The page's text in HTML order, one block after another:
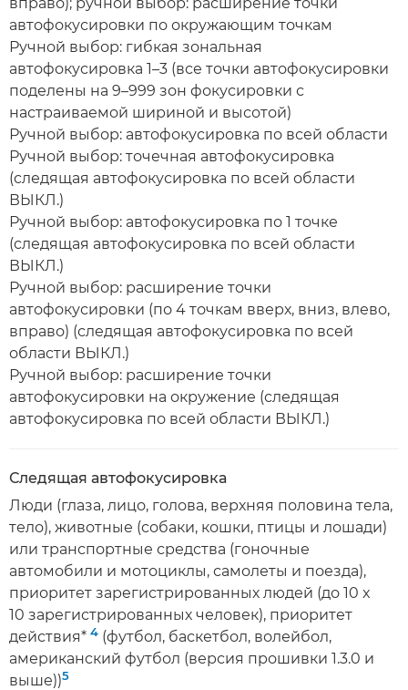
автофокусировки по окружающим точкам
Ручной выбор: гибкая зональная
автофокусировка 1–3 (все точки автофокусировки
поделены на 9–999 зон фокусировки с
настраиваемой шириной и высотой)
Ручной выбор: автофокусировка по всей области
Ручной выбор: точечная автофокусировка
(следящая автофокусировка по всей области
ВЫКЛ.)
Ручной выбор: автофокусировка по 1 точке
(следящая автофокусировка по всей области
ВЫКЛ.)
Ручной выбор: расширение точки
автофокусировки (по 4 точкам вверх, вниз, влево,
вправо) (следящая автофокусировка по всей
области ВЫКЛ.)
Ручной выбор: расширение точки
автофокусировки на окружение (следящая
автофокусировка по всей области ВЫКЛ.)
Следящая автофокусировка
Люди (глаза, лицо, голова, верхняя половина тела,
тело), животные (собаки, кошки, птицы и лошади)
или транспортные средства (гоночные
автомобили и мотоциклы, самолеты и поезда),
приоритет зарегистрированных людей (до 10 x
10 зарегистрированных человек), приоритет
действия* 4 (футбол, баскетбол, волейбол,
американский футбол (версия прошивки 1.3.0 и
выше))5